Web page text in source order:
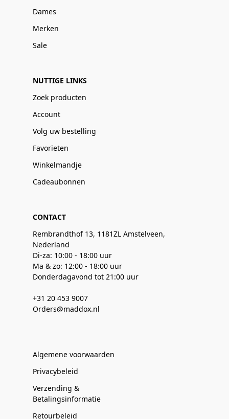
Dames
Merken
Sale
NUTTIGE LINKS
Zoek producten
Account
Volg uw bestelling
Favorieten
Winkelmandje
Cadeaubonnen
CONTACT
Rembrandthof 13, 1181ZL Amstelveen,
Nederland
Di-za: 10:00 - 18:00 uur
Ma & zo: 12:00 - 18:00 uur
Donderdagavond tot 21:00 uur
+31 20 453 9007
Orders@maddox.nl
Algemene voorwaarden
Privacybeleid
Verzending &
Betalingsinformatie
Retourbeleid